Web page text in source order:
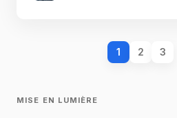
1 2 3
MISE EN LUMIÈRE